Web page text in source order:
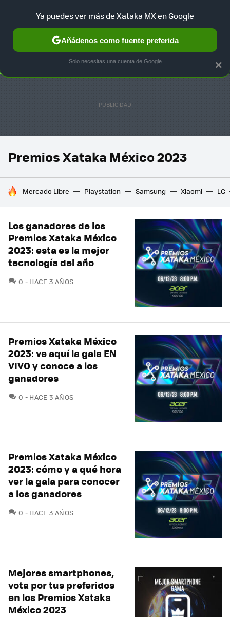
SELECCIÓN GAMING HOME AUTO TERRITORIO
Premios Xataka México 2023
HOY SE HABLA DE
Mercado Libre Playstation Samsung Xiaomi LG
Los ganadores de los
Premios Xataka México
2023: esta es la mejor
tecnología del año
0 COMENTARIOS
HACE 3 AÑOS
Premios Xataka México
2023: ve aquí la gala EN
VIVO y conoce a los
ganadores
0 COMENTARIOS
HACE 3 AÑOS
Premios Xataka México
2023: cómo y a qué hora
ver la gala para conocer
a los ganadores
0 COMENTARIOS
HACE 3 AÑOS
Mejores smartphones,
vota por tus preferidos
en los Premios Xataka
México 2023
×
Ya puedes ver más de Xataka MX en Google
Añádenos como fuente preferida
Solo necesitas una cuenta de Google